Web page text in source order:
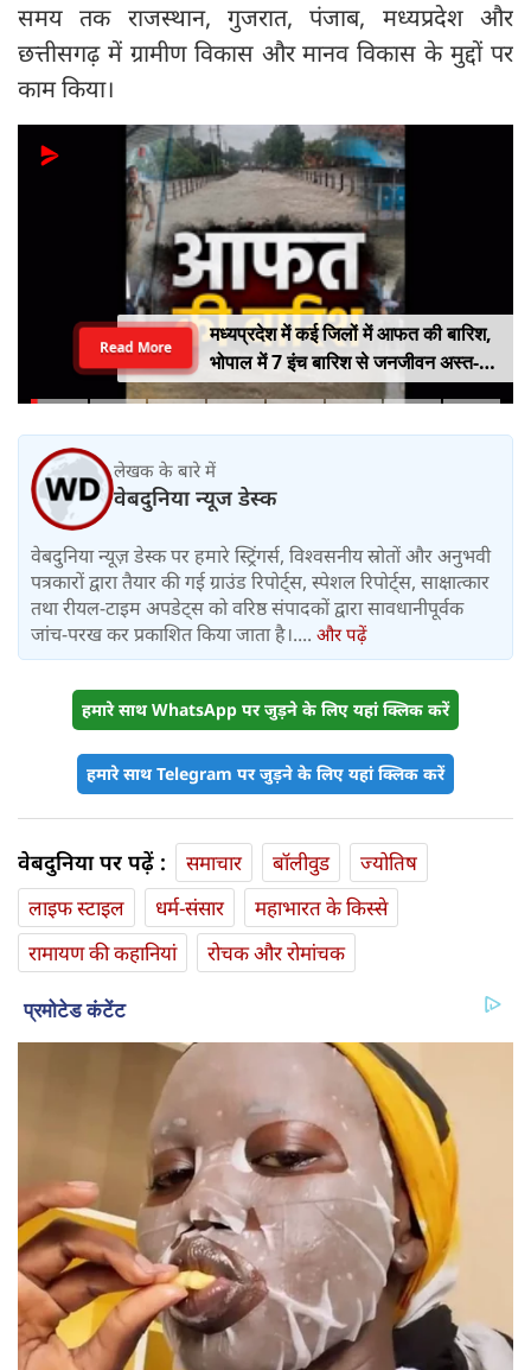
समय तक राजस्थान, गुजरात, पंजाब, मध्यप्रदेश और
छत्तीसगढ़ में ग्रामीण विकास और मानव विकास के मुद्दों पर
काम किया।
मध्यप्रदेश में कई जिलों में आफत की बारिश,
भोपाल में 7 इंच बारिश से जनजीवन अस्त-
व्यस्त, कई जिलों में नदी-नाले उफान पर,
Read More
लेखक के बारे में
वेबदुनिया न्यूज डेस्क
वेबदुनिया न्यूज़ डेस्क पर हमारे स्ट्रिंगर्स, विश्वसनीय स्रोतों और अनुभवी
पत्रकारों द्वारा तैयार की गई ग्राउंड रिपोर्ट्स, स्पेशल रिपोर्ट्स, साक्षात्कार
तथा रीयल-टाइम अपडेट्स को वरिष्ठ संपादकों द्वारा सावधानीपूर्वक
जांच-परख कर प्रकाशित किया जाता है।.... और पढ़ें
हमारे साथ WhatsApp पर जुड़ने के लिए यहां क्लिक करें
हमारे साथ Telegram पर जुड़ने के लिए यहां क्लिक करें
वेबदुनिया पर पढ़ें : समाचार बॉलीवुड
ज्योतिष
लाइफ स्‍टाइल
धर्म-संसार
महाभारत के किस्से
रामायण की कहानियां
रोचक और रोमांचक